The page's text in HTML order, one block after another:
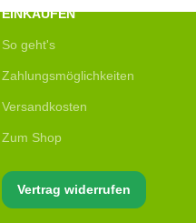
EINKAUFEN
So geht's
Zahlungsmöglichkeiten
Versandkosten
Zum Shop
Vertrag widerrufen